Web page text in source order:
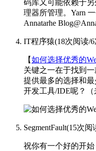
码库又可能依赖于
理器所管理。Yarn
Annatarhe
IT程序猿(18次阅读/
【如何选择优秀的
关键之一在于找到
提供最多的选择和
开发工具/IDE呢？
SegmentFault(15次阅
祝你有一个好的开